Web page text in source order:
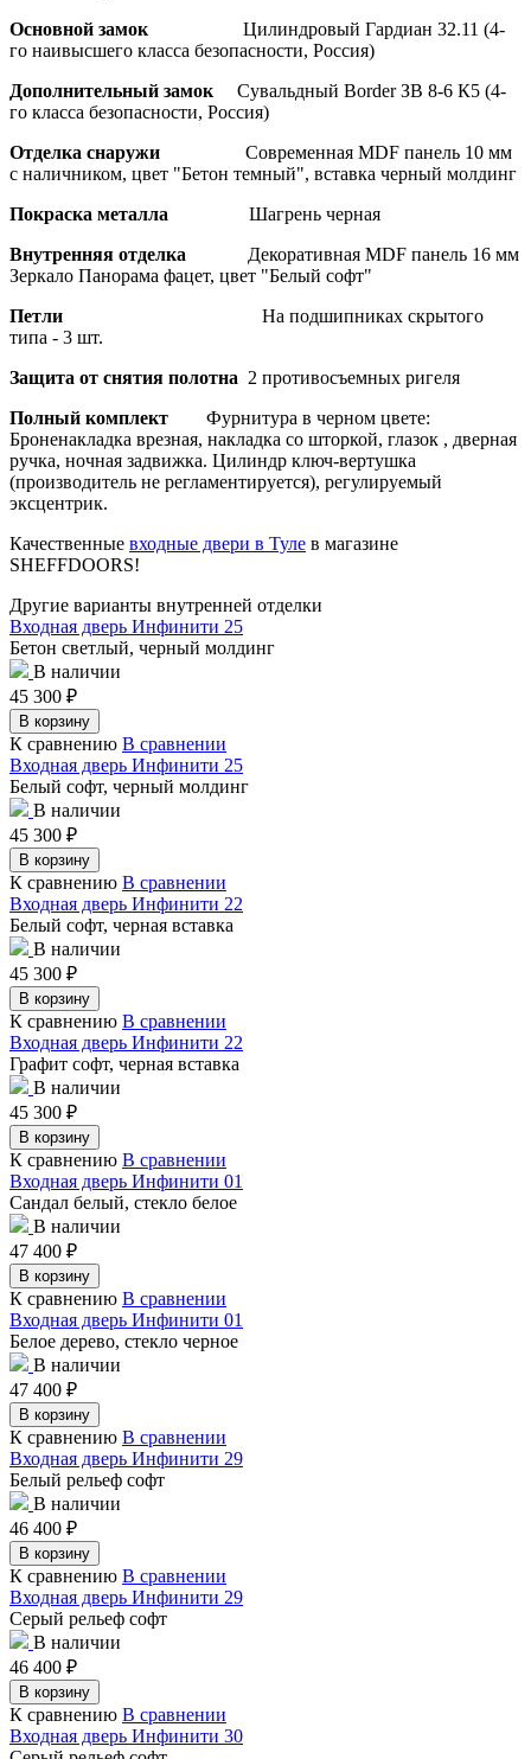
Основной замок Цилиндровый Гардиан 32.11 (4-
го наивысшего класса безопасности, Россия)
Дополнительный замок Сувальдный Border ЗВ 8-6 К5 (4-
го класса безопасности, Россия)
Отделка снаружи Современная MDF панель 10 мм
с наличником, цвет "Бетон темный", вставка черный молдинг
Покраска металла Шагрень черная
Внутренняя отделка Декоративная MDF панель 16 мм
Зеркало Панорама фацет, цвет "Белый софт"
Петли На подшипниках скрытого
типа - 3 шт.
Защита от снятия полотна 2 противосъемных ригеля
Полный комплект Фурнитура в черном цвете:
Броненакладка врезная, накладка со шторкой, глазок , дверная
ручка, ночная задвижка. Цилиндр ключ-вертушка
(производитель не регламентируется), регулируемый
эксцентрик.
Качественные входные двери в Туле в магазине
SHEFFDOORS!
Другие варианты внутренней отделки
Входная дверь Инфинити 25
Бетон светлый, черный молдинг
В наличии
45 300 ₽
В корзину
К сравнению В сравнении
Входная дверь Инфинити 25
Белый софт, черный молдинг
В наличии
45 300 ₽
В корзину
К сравнению В сравнении
Входная дверь Инфинити 22
Белый софт, черная вставка
В наличии
45 300 ₽
В корзину
К сравнению В сравнении
Входная дверь Инфинити 22
Графит софт, черная вставка
В наличии
45 300 ₽
В корзину
К сравнению В сравнении
Входная дверь Инфинити 01
Сандал белый, стекло белое
В наличии
47 400 ₽
В корзину
К сравнению В сравнении
Входная дверь Инфинити 01
Белое дерево, стекло черное
В наличии
47 400 ₽
В корзину
К сравнению В сравнении
Входная дверь Инфинити 29
Белый рельеф софт
В наличии
46 400 ₽
В корзину
К сравнению В сравнении
Входная дверь Инфинити 29
Серый рельеф софт
В наличии
46 400 ₽
В корзину
К сравнению В сравнении
Входная дверь Инфинити 30